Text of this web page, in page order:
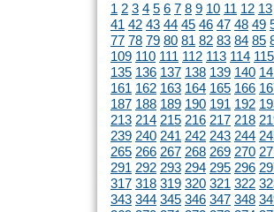
1 2 3 4 5 6 7 8 9 10 11 12 13
41 42 43 44 45 46 47 48 49
77 78 79 80 81 82 83 84 85
109 110 111 112 113 114 115
135 136 137 138 139 140
161 162 163 164 165 166
187 188 189 190 191 192
213 214 215 216 217 218
239 240 241 242 243 244
265 266 267 268 269 270
291 292 293 294 295 296
317 318 319 320 321 322
343 344 345 346 347 348